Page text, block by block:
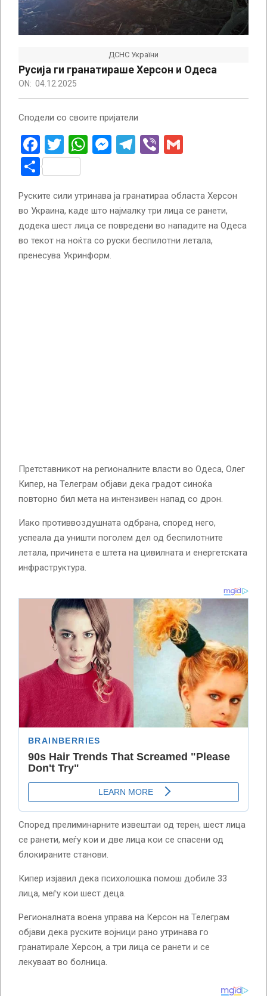
ДСНС України
Русија ги гранатираше Херсон и Одеса
ON: 04.12.2025
Сподели со своите пријатели
Facebook
Twitter
WhatsApp
Messenger
Telegram
Viber
Share
Руските сили утринава ја гранатираа областа Херсон
во Украина, каде што најмалку три лица се ранети,
додека шест лица се повредени во нападите на Одеса
во текот на ноќта со руски беспилотни летала,
пренесува Укринформ.
Претставникот на регионалните власти во Одеса, Олег
Кипер, на Телеграм објави дека градот синоќа
повторно бил мета на интензивен напад со дрон.
Иако противвоздушната одбрана, според него,
успеала да уништи поголем дел од беспилотните
летала, причинета е штета на цивилната и енергетската
инфраструктура.
Според прелиминарните извештаи од терен, шест лица
се ранети, меѓу кои и две лица кои се спасени од
блокираните станови.
Кипер изјавил дека психолошка помош добиле 33
лица, меѓу кои шест деца.
Регионалната воена управа на Керсон на Телеграм
објави дека руските војници рано утринава го
гранатирале Херсон, а три лица се ранети и се
лекуваат во болница.